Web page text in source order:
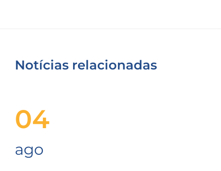
Notícias relacionadas
04
ago